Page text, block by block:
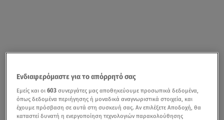
Ενδιαφερόμαστε για το απόρρητό σας
Εμείς και οι603 συνεργάτες μας αποθηκεύουμε προσωπικά δεδομένα,
όπως δεδομένα περιήγησης ή μοναδικά αναγνωριστικά στοιχεία, και
έχουμε πρόσβαση σε αυτά στη συσκευή σας. Αν επιλέξετε Αποδοχή, θα
καταστεί δυνατή η ενεργοποίηση τεχνολογιών παρακολούθησης